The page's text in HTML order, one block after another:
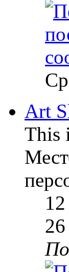
Art
This
12
26